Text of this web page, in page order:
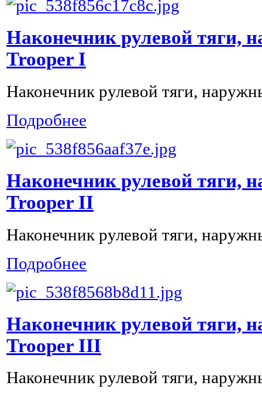
Наконечник рулевой тяги,
Trooper I
Наконечник рулевой тяги,
Подробнее
Наконечник рулевой тяги,
Trooper II
Наконечник рулевой тяги,
Подробнее
Наконечник рулевой тяги,
Trooper III
Наконечник рулевой тяги,